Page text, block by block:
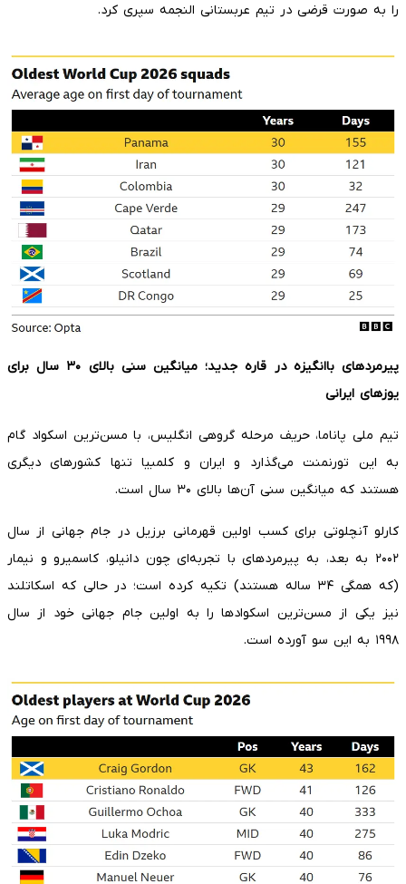
را به صورت قرضی در تیم عربستانی النجمه سپری کرد.
پیرمردهای باانگیزه در قاره جدید؛ میانگین سنی بالای ۳۰ سال برای
یوزهای ایرانی
تیم ملی پاناما، حریف مرحله گروهی انگلیس، با مسن‌ترین اسکواد گام
به این تورنمنت می‌گذارد و ایران و کلمبیا تنها کشورهای دیگری
هستند که میانگین سنی آن‌ها بالای ۳۰ سال است.
کارلو آنچلوتی برای کسب اولین قهرمانی برزیل در جام جهانی از سال
۲۰۰۲ به بعد، به پیرمردهای با تجربه‌ای چون دانیلو، کاسمیرو و نیمار
(که همگی ۳۴ ساله هستند) تکیه کرده است؛ در حالی که اسکاتلند
نیز یکی از مسن‌ترین اسکوادها را به اولین جام جهانی خود از سال
۱۹۹۸ به این سو آورده است.